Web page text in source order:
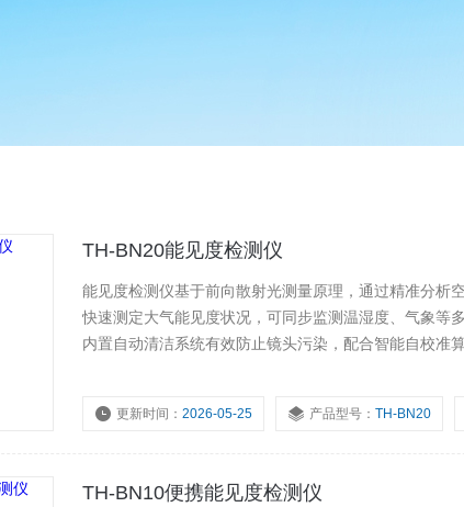
TH-BN20能见度检测仪
能见度检测仪基于前向散射光测量原理，通过精准分析
快速测定大气能见度状况，可同步监测温湿度、气象等
内置自动清洁系统有效防止镜头污染，配合智能自校准
更新时间：2026-05-25 产品型号：TH-BN20
TH-BN10便携能见度检测仪